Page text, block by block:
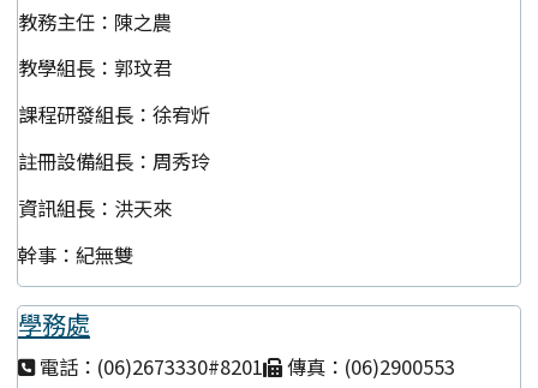
教務主任：陳之農
教學組長：郭玟君
課程研發組長：徐宥炘
註冊設備組長：周秀玲
資訊組長：洪天來
幹事：紀無雙
學務處
電話：(06)2673330#8201
傳真：(06)2900553